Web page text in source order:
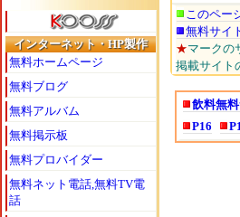
このペー
無料サイ
★マークの
掲載サイト
飲料無
P16
インターネット・HP製作
無料ホームページ
無料ブログ
無料アルバム
無料掲示板
無料プロバイダー
無料ネット電話,無料TV電
話